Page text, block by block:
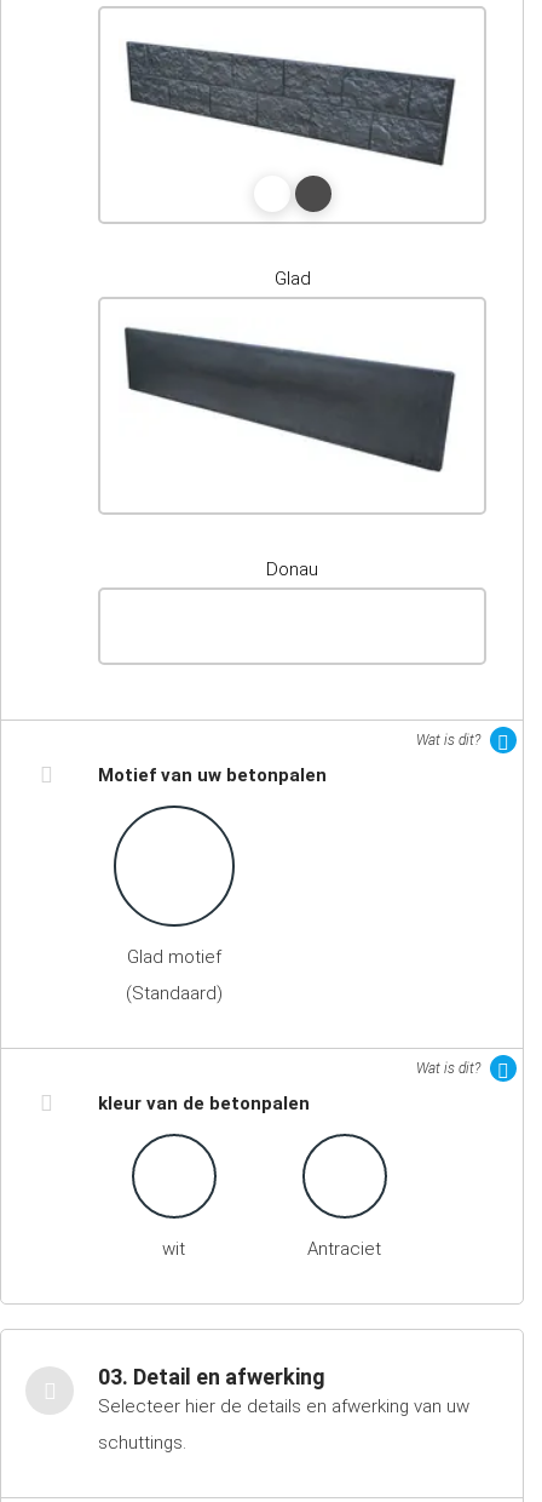
Glad
Donau
Wat is dit?
Motief van uw betonpalen
Glad motief
(Standaard)
Wat is dit?
kleur van de betonpalen
wit Antraciet
03. Detail en afwerking
Selecteer hier de details en afwerking van uw
schuttings.